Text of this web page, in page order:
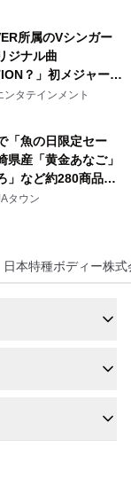
！
所属のVシンガー
ジナル曲
？」初メジャー配
タテインメント
「魚の日限定セー
県産「黄金あなご」
」など約280商品を
日の定例企画～
タウン
日本特種ボディー株式